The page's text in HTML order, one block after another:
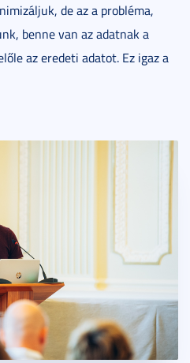
de az a probléma,
benne van az adatnak a
az eredeti adatot. Ez igaz a